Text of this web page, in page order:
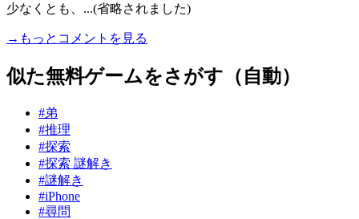
少なくとも、...(省略されました)
→もっとコメントを見る
似た無料ゲームをさがす（自動）
#弟
#推理
#探索
#探索 謎解き
#謎解き
#iPhone
#尋問